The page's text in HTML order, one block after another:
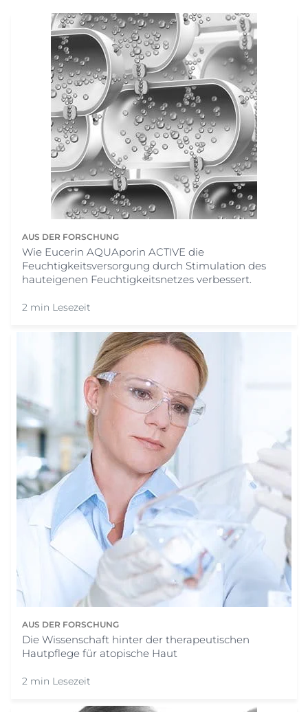
AUS DER FORSCHUNG
Wie Eucerin AQUAporin ACTIVE die
Feuchtigkeitsversorgung durch Stimulation des
hauteigenen Feuchtigkeitsnetzes verbessert.
2 min Lesezeit
AUS DER FORSCHUNG
Die Wissenschaft hinter der therapeutischen
Hautpflege für atopische Haut
2 min Lesezeit